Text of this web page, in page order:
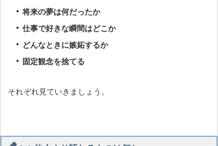
将来の夢は何だったか
仕事で好きな瞬間はどこか
どんなときに嫉妬するか
固定観念を捨てる
それぞれ見ていきましょう。